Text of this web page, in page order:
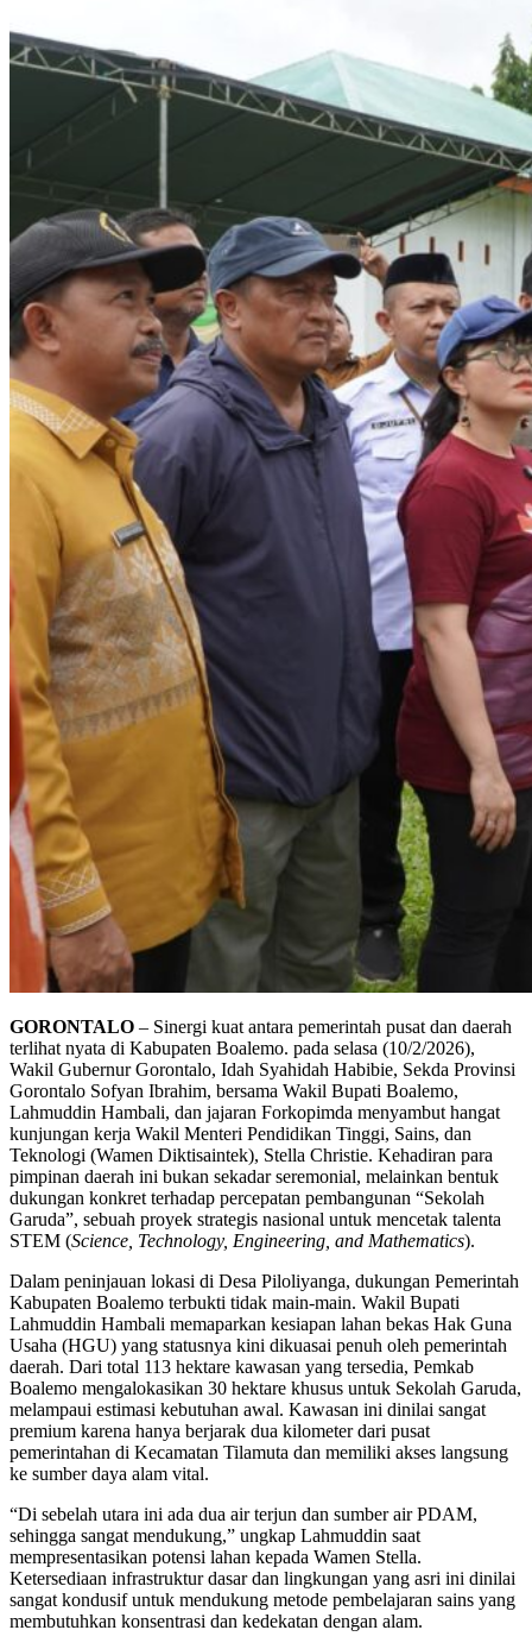
GORONTALO – Sinergi kuat antara pemerintah pusat dan daerah
terlihat nyata di Kabupaten Boalemo. pada selasa (10/2/2026),
Wakil Gubernur Gorontalo, Idah Syahidah Habibie, Sekda Provinsi
Gorontalo Sofyan Ibrahim, bersama Wakil Bupati Boalemo,
Lahmuddin Hambali, dan jajaran Forkopimda menyambut hangat
kunjungan kerja Wakil Menteri Pendidikan Tinggi, Sains, dan
Teknologi (Wamen Diktisaintek), Stella Christie. Kehadiran para
pimpinan daerah ini bukan sekadar seremonial, melainkan bentuk
dukungan konkret terhadap percepatan pembangunan “Sekolah
Garuda”, sebuah proyek strategis nasional untuk mencetak talenta
STEM (Science, Technology, Engineering, and Mathematics).
Dalam peninjauan lokasi di Desa Piloliyanga, dukungan Pemerintah
Kabupaten Boalemo terbukti tidak main-main. Wakil Bupati
Lahmuddin Hambali memaparkan kesiapan lahan bekas Hak Guna
Usaha (HGU) yang statusnya kini dikuasai penuh oleh pemerintah
daerah. Dari total 113 hektare kawasan yang tersedia, Pemkab
Boalemo mengalokasikan 30 hektare khusus untuk Sekolah Garuda,
melampaui estimasi kebutuhan awal. Kawasan ini dinilai sangat
premium karena hanya berjarak dua kilometer dari pusat
pemerintahan di Kecamatan Tilamuta dan memiliki akses langsung
ke sumber daya alam vital.
“Di sebelah utara ini ada dua air terjun dan sumber air PDAM,
sehingga sangat mendukung,” ungkap Lahmuddin saat
mempresentasikan potensi lahan kepada Wamen Stella.
Ketersediaan infrastruktur dasar dan lingkungan yang asri ini dinilai
sangat kondusif untuk mendukung metode pembelajaran sains yang
membutuhkan konsentrasi dan kedekatan dengan alam.